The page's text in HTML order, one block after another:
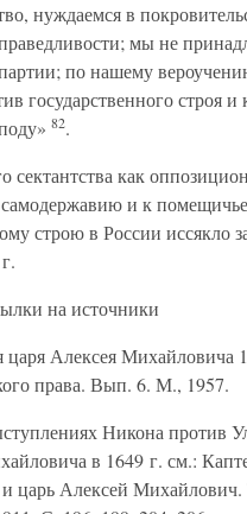
нуждаемся в
мы не
по нашему
государственного строя
82.
сектантства как
и к
строю в России иссякло
на источники
царя Алексея Михайловича
права. Вып. 6. М., 1957.
Никона против
в 1649 г. см.:
царь Алексей Михайлович.